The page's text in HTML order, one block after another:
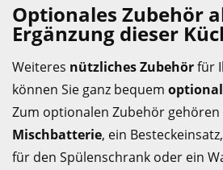
Optionales Zubehör
Ergänzung dieser
Weiteres nützliches Zubehörfür
können Sie ganz bequem
Zum optionalen Zubehör gehören
Mischbatterie, ein
für den Spülenschrank oder ein